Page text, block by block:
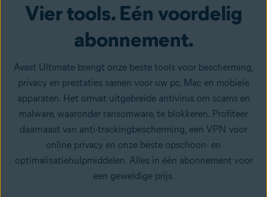
Vier tools. Eén voordelig
abonnement.
Avast Ultimate brengt onze beste tools voor bescherming,
privacy en prestaties samen voor uw pc, Mac en mobiele
apparaten. Het omvat uitgebreide antivirus om scams en
malware, waaronder ransomware, te blokkeren. Profiteer
daarnaast van anti-trackingbescherming, een VPN voor
online privacy en onze beste opschoon- en
optimalisatiehulpmiddelen. Alles in één abonnement voor
een geweldige prijs.